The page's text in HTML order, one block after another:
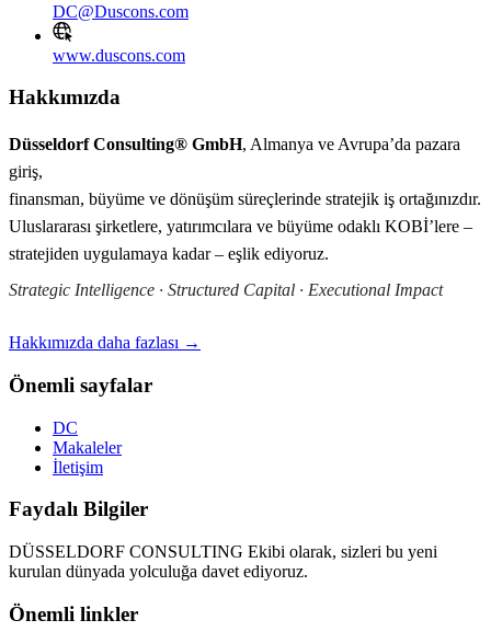
DC@Duscons.com
www.duscons.com
Hakkımızda
Düsseldorf Consulting® GmbH, Almanya ve Avrupa’da pazara
giriş,
finansman, büyüme ve dönüşüm süreçlerinde stratejik iş ortağınızdır.
Uluslararası şirketlere, yatırımcılara ve büyüme odaklı KOBİ’lere –
stratejiden uygulamaya kadar – eşlik ediyoruz.
Strategic Intelligence · Structured Capital · Executional Impact
Hakkımızda daha fazlası →
Önemli sayfalar
DC
Makaleler
İletişim
Faydalı Bilgiler
DÜSSELDORF CONSULTING Ekibi olarak, sizleri bu yeni
kurulan dünyada yolculuğa davet ediyoruz.
Önemli linkler